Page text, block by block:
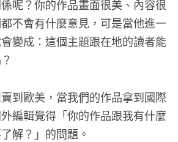
呢？你的作品畫面很美、內容很
不會有什麼意見，可是當他進一
變成：這個主題跟在地的讀者能
到歐美，當我們的作品拿到國際
編輯覺得「你的作品跟我有什麼
解？」的問題。